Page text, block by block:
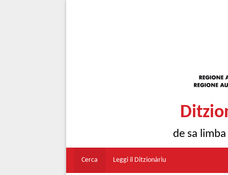
de sa
Cerca Leggi il Ditzionàriu